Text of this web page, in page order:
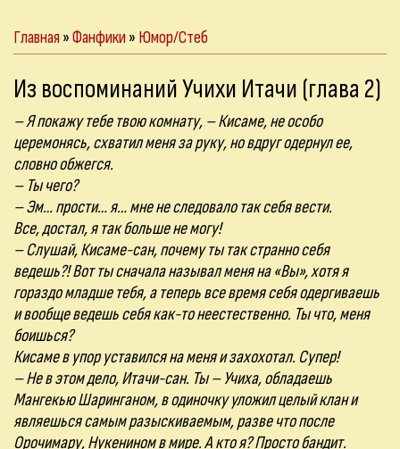
Главная»Фанфики» Юмор/Стеб
Из воспоминаний Учихи Итачи (глава 2)
– Я покажу тебе твою комнату, – Кисаме, не особо
церемонясь, схватил меня за руку, но вдруг одернул ее,
словно обжегся.
– Ты чего?
– Эм… прости… я… мне не следовало так себя вести.
Все, достал, я так больше не могу!
– Слушай, Кисаме-сан, почему ты так странно себя
ведешь?! Вот ты сначала называл меня на «Вы», хотя я
гораздо младше тебя, а теперь все время себя одергиваешь
и вообще ведешь себя как-то неестественно. Ты что, меня
боишься?
Кисаме в упор уставился на меня и захохотал. Супер!
– Не в этом дело, Итачи-сан. Ты – Учиха, обладаешь
Мангекью Шаринганом, в одиночку уложил целый клан и
являешься самым разыскиваемым, разве что после
Орочимару, Нукенином в мире. А кто я? Просто бандит.